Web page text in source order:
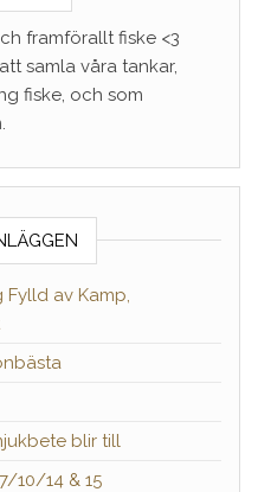
framförallt fiske <3
samla våra tankar,
fiske, och som
Fylld av Kamp,
blir till
10/14 & 15